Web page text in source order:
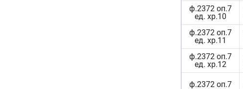
ф.2372 оп.7
ед. хр.10
ф.2372 оп.7
ед. хр.11
ф.2372 оп.7
ед. хр.12
ф.2372 оп.7